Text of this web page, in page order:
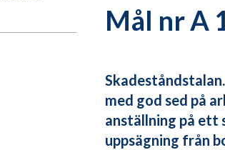
Mål nr A
med god sed på
anställning på ett
uppsägning från